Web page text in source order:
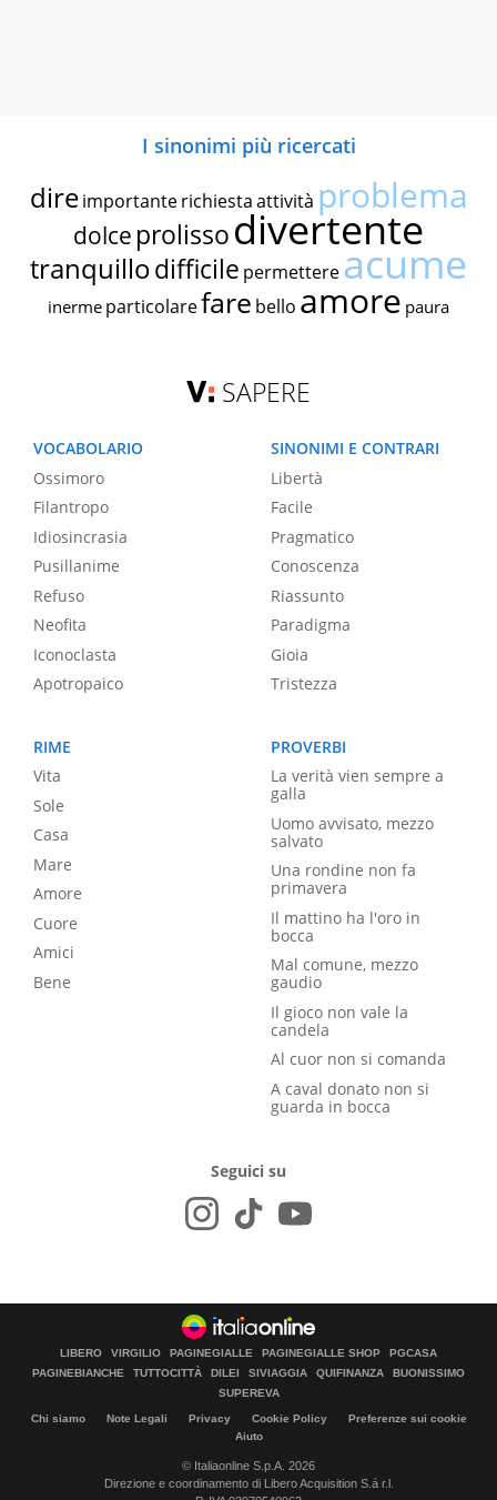
I sinonimi più ricercati
dire importante richiestaattività problema
dolce prolissodivertente
tranquillodifficile permettereacume
inerme particolarefare bello amore paura
SAPERE
VOCABOLARIO
Ossimoro
Filantropo
Idiosincrasia
Pusillanime
Refuso
Neofita
Iconoclasta
Apotropaico
SINONIMI E CONTRARI
Libertà
Facile
Pragmatico
Conoscenza
Riassunto
Paradigma
Gioia
Tristezza
RIME
Vita
Sole
Casa
Mare
Amore
Cuore
Amici
Bene
PROVERBI
La verità vien sempre a
galla
Uomo avvisato, mezzo
salvato
Una rondine non fa
primavera
Il mattino ha l'oro in
bocca
Mal comune, mezzo
gaudio
Il gioco non vale la
candela
Al cuor non si comanda
A caval donato non si
guarda in bocca
Seguici su
LIBERO VIRGILIO PAGINEGIALLE PAGINEGIALLE SHOP
PGCASA
PAGINEBIANCHE
TUTTOCITTÀ DILEI SIVIAGGIA QUIFINANZA
BUONISSIMO
SUPEREVA
Chi siamo Note Legali Privacy Cookie Policy
Preferenze sui cookie
Aiuto
© Italiaonline S.p.A. 2026
Direzione e coordinamento di Libero Acquisition S.á r.l.